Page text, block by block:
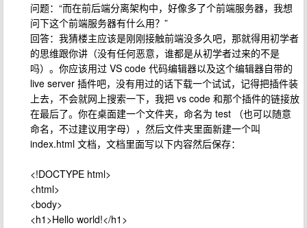
问题：“而在前后端分离架构中，好像多了个前端服务器，我想
问下这个前端服务器有什么用？”
回答：我猜楼主应该是刚刚接触前端没多久吧，那就得用初学者
的思维跟你讲（没有任何恶意，谁都是从初学者过来的不是
吗）。你应该用过 VS code 代码编辑器以及这个编辑器自带的
live server 插件吧，没有用过的话下载一个试试，记得把插件装
上去，不会就网上搜索一下，我把 vs code 和那个插件的链接放
在最后了。你在桌面建一个文件夹，命名为 test （也可以随意
命名，不过建议用字母），然后文件夹里面新建一个叫
index.html 文档，文档里面写以下内容然后保存：
<!DOCTYPE html>
<html>
<body>
<h1>Hello world!</h1>